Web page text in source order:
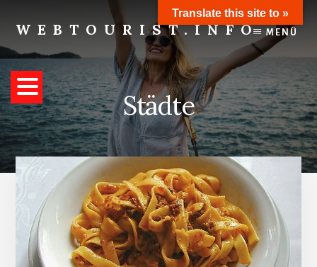
content
WEBTOURIST.INFO
Reisen
MENÜ
Städte
Translate this site to »